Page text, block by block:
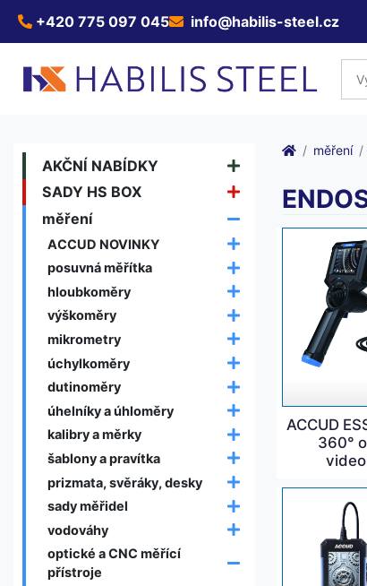
+420 775 097 045 info@habilis-steel.cz
AKČNÍ NABÍDKY
SADY HS BOX
měření
ACCUD NOVINKY
posuvná měřítka
hloubkoměry
výškoměry
mikrometry
úchylkoměry
dutinoměry
úhelníky a úhloměry
kalibry a měrky
šablony a pravítka
prizmata, svěráky, desky
sady měřidel
vodováhy
optické a CNC měřící
přístroje
měření
ACCUD
360°